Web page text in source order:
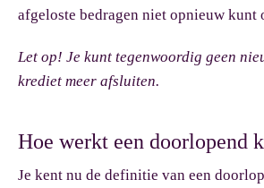
afgeloste bedragen niet opnieuw kunt
Let op! Je kunt tegenwoordig geen
krediet meer afsluiten.
Hoe werkt een doorlopend
Je kent nu de definitie van een